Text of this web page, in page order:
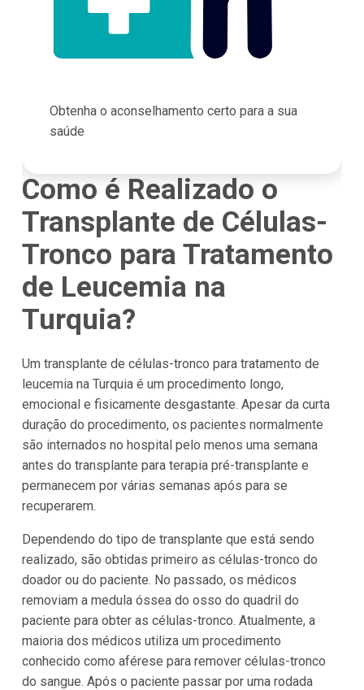
Obtenha o aconselhamento certo para a sua
saúde
Como é Realizado o
Transplante de Células-
Tronco para Tratamento
de Leucemia na
Turquia?
Um transplante de células-tronco para tratamento de
leucemia na Turquia é um procedimento longo,
emocional e fisicamente desgastante. Apesar da curta
duração do procedimento, os pacientes normalmente
são internados no hospital pelo menos uma semana
antes do transplante para terapia pré-transplante e
permanecem por várias semanas após para se
recuperarem.
Dependendo do tipo de transplante que está sendo
realizado, são obtidas primeiro as células-tronco do
doador ou do paciente. No passado, os médicos
removiam a medula óssea do osso do quadril do
paciente para obter as células-tronco. Atualmente, a
maioria dos médicos utiliza um procedimento
conhecido como aférese para remover células-tronco
do sangue. Após o paciente passar por uma rodada